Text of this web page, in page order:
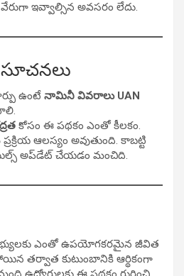
ఇవ్వాల్సిన అవసరం లేదు.
సూచనలు
ఉంటే నామినీ వివరాలు UAN
కోసం ఈ పథకం ఎంతో కీలకం.
ఆలస్యం అవుతుంది. కాబట్టి
అప్‌డేట్ చేయడం మంచిది.
ఎంతో ఉపయోగకరమైన జీవిత
తర్వాత కుటుంబానికి ఆర్థికంగా